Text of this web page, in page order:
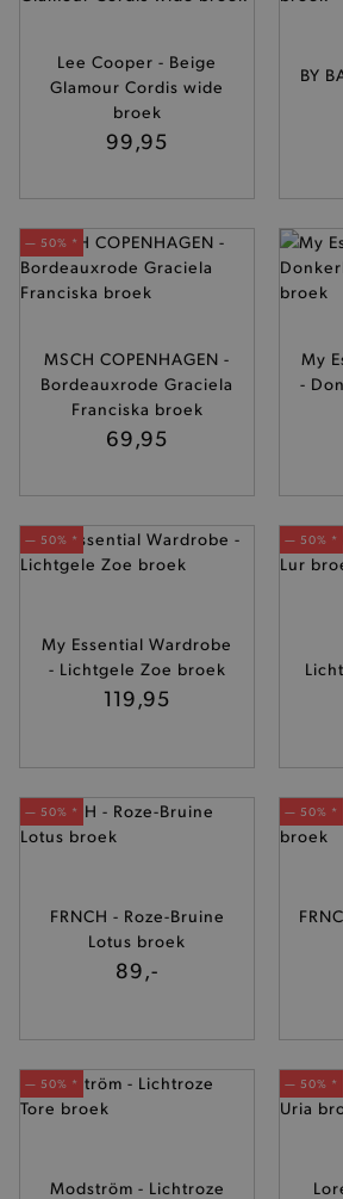
Lee Cooper - Beige
Glamour Cordis wide
broek
99,95
BY
— 50% *
MSCH COPENHAGEN -
Bordeauxrode Graciela
Franciska broek
69,95
My
-
— 50% *
My Essential Wardrobe
- Lichtgele Zoe broek
119,95
— 50% *
— 50% *
FRNCH - Roze-Bruine
Lotus broek
89,-
— 50% *
— 50% *
Modström - Lichtroze
— 50% *